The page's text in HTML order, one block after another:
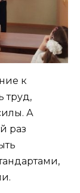
к
труд,
А
раз